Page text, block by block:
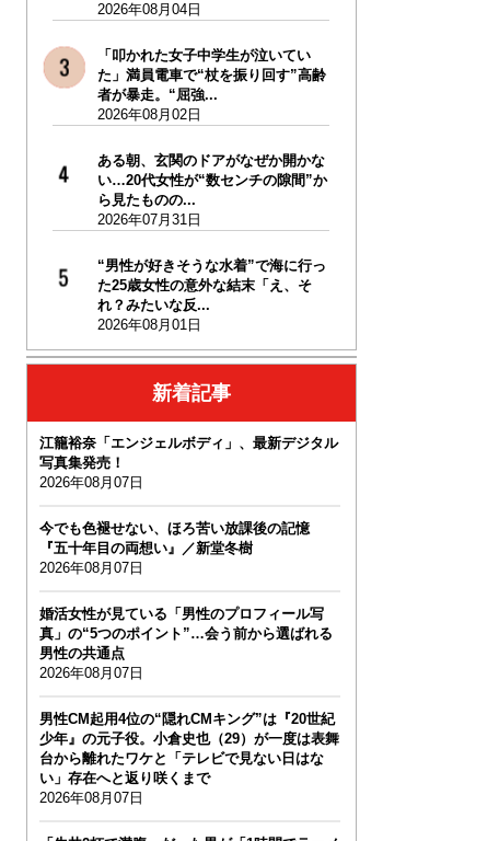
2026年08月04日
「叩かれた女子中学生が泣いてい
た」満員電車で“杖を振り回す”高齢
者が暴走。“屈強...
2026年08月02日
ある朝、玄関のドアがなぜか開かな
い…20代女性が“数センチの隙間”か
ら見たものの...
2026年07月31日
“男性が好きそうな水着”で海に行っ
た25歳女性の意外な結末「え、そ
れ？みたいな反...
2026年08月01日
新着記事
江籠裕奈「エンジェルボディ」、最新デジタル
写真集発売！
2026年08月07日
今でも色褪せない、ほろ苦い放課後の記憶
『五十年目の両想い』／新堂冬樹
2026年08月07日
婚活女性が見ている「男性のプロフィール写
真」の“5つのポイント”…会う前から選ばれる
男性の共通点
2026年08月07日
男性CM起用4位の“隠れCMキング”は『20世紀
少年』の元子役。小倉史也（29）が一度は表舞
台から離れたワケと「テレビで見ない日はな
い」存在へと返り咲くまで
2026年08月07日